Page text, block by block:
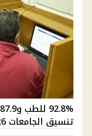
تنسيق الجامعات 2026 وأماكن المرحلة ...